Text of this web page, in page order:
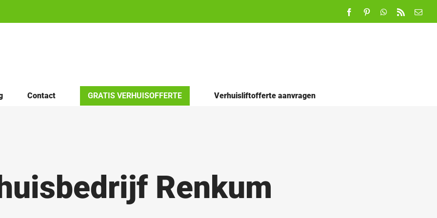
FacebookPinterestWhatsApp
Rss
E-
Contact GRATIS VERHUISOFFERTE Verhuisliftofferte aanvragen
Renkum